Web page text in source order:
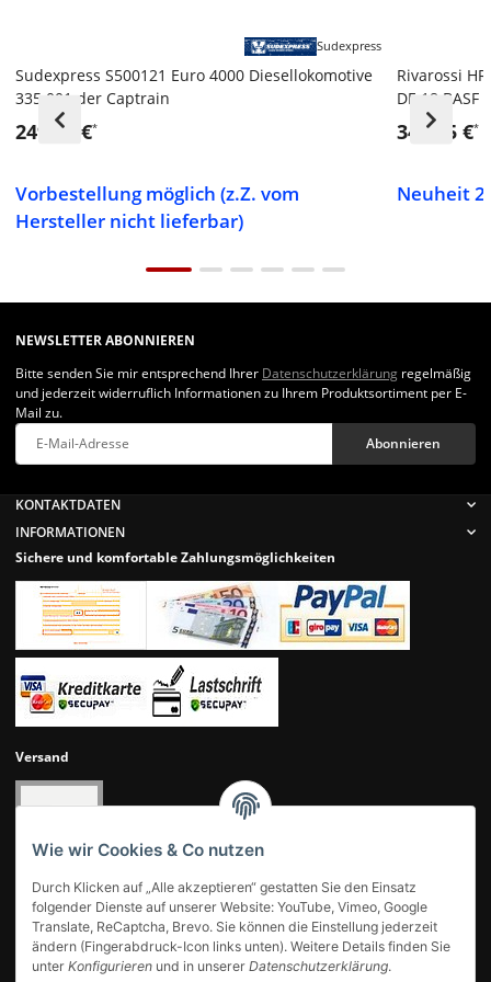
Wie wir Cookies & Co nutzen
Durch Klicken auf „Alle akzeptieren“ gestatten Sie den Einsatz
folgender Dienste auf unserer Website: YouTube, Vimeo, Google
Translate, ReCaptcha, Brevo. Sie können die Einstellung jederzeit
ändern (Fingerabdruck-Icon links unten). Weitere Details finden Sie
unter Konfigurieren und in unserer Datenschutzerklärung.
Sudexpress S500121 Euro 4000 Diesellokomotive
335.001 der Captrain
249,00 €*
Vorbestellung möglich (z.Z. vom
Hersteller nicht lieferbar)
Sudexpress
Rivarossi
DE 18 BASF
349,95 €*
Neuheit
KONTAKTDATEN
INFORMATIONEN
Sichere und komfortable Zahlungsmöglichkeiten
Versand
UNSERE KUNDENBEWERTUNGEN
NEWSLETTER ABONNIEREN
Bitte senden Sie mir entsprechend Ihrer Datenschutzerklärung regelmäßig
und jederzeit widerruflich Informationen zu Ihrem Produktsortiment per E-
Mail zu.
Abonnieren